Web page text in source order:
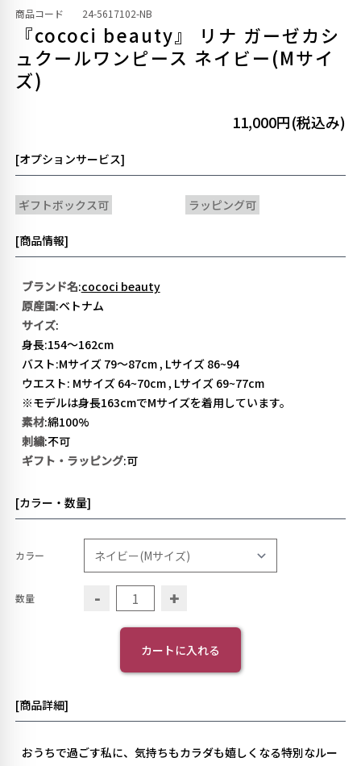
商品コード 24-5617102-NB
『cococi beauty』 リナ ガーゼカシ
ュクールワンピース ネイビー(Mサイ
ズ)
11,000円(税込み)
[オプションサービス]
ギフトボックス可 ラッピング可
[商品情報]
ブランド名:cococi beauty
原産国:ベトナム
サイズ:
身長:154〜162cm
バスト:Mサイズ 79〜87cm , Lサイズ 86~94
ウエスト: Mサイズ 64~70cm , Lサイズ 69~77cm
※モデルは身長163cmでMサイズを着用しています。
素材:綿100%
刺繍:不可
ギフト・ラッピング:可
[カラー・数量]
カラー
数量 - +
カートに入れる
[商品詳細]
おうちで過ごす私に、気持ちもカラダも嬉しくなる特別なルー